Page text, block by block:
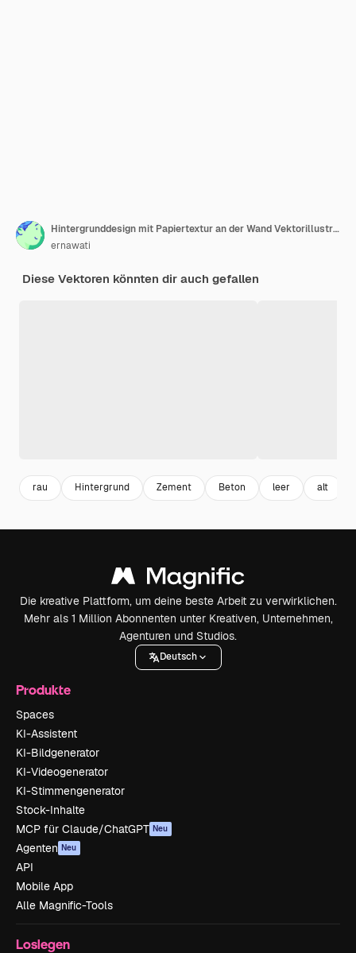
Hintergrunddesign mit Papiertextur an der Wand Vektorillustration
ernawati
Diese Vektoren könnten dir auch gefallen
rau Hintergrund Zement Beton leer alt
Die kreative Plattform, um deine beste Arbeit zu verwirklichen.
Mehr als 1 Million Abonnenten unter Kreativen, Unternehmen,
Agenturen und Studios.
Deutsch
Produkte
Spaces
KI-Assistent
KI-Bildgenerator
KI-Videogenerator
KI-Stimmengenerator
Stock-Inhalte
MCP für Claude/ChatGPT Neu
Agenten Neu
API
Mobile App
Alle Magnific-Tools
Loslegen